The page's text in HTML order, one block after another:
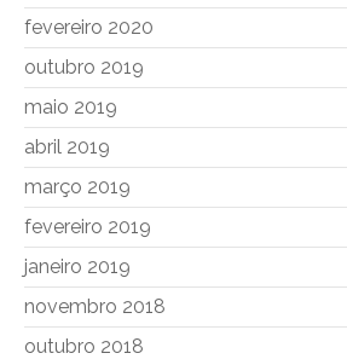
fevereiro 2020
outubro 2019
maio 2019
abril 2019
março 2019
fevereiro 2019
janeiro 2019
novembro 2018
outubro 2018